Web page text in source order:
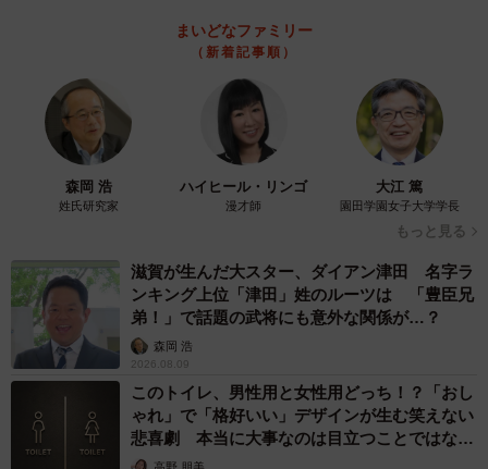
ったところから職員に話しかけられました。（笑）「グレ
ート！」って。その後も常に道行くアメリカ人が母のトラ
ンクを見てほほ笑み、ホテルで荷物を預ける際にも
「USA！」と声をかけられました。
――ご投稿に対し、大きな反響がありました。
こや：家族3人の小さな旅行の1シーンが、こんなに多くの
扱われるかもという可能性に対し、使う機会はないが、い
い知見を得たという意見が面白かったです。「いや使わな
いんかい」と。
◇ ◇
読者のみなさんも、アメリカ旅行に行く際は星条旗柄のト
まいどなファミリー
（新着記事順）
森岡 浩
姓氏研究家
ハイヒール・リンゴ
漫才師
大江 篤
園田学園女子大学学長
もっと見る
滋賀が生んだ大スター、ダイアン津田 名字ラ
ンキング上位「津田」姓のルーツは 「豊臣兄
弟！」で話題の武将にも意外な関係が…？
森岡 浩
2026.08.09
このトイレ、男性用と女性用どっち！？「おし
ゃれ」で「格好いい」デザインが生む笑えない
悲喜劇 本当に大事なのは目立つことではな
く…高野 朋美